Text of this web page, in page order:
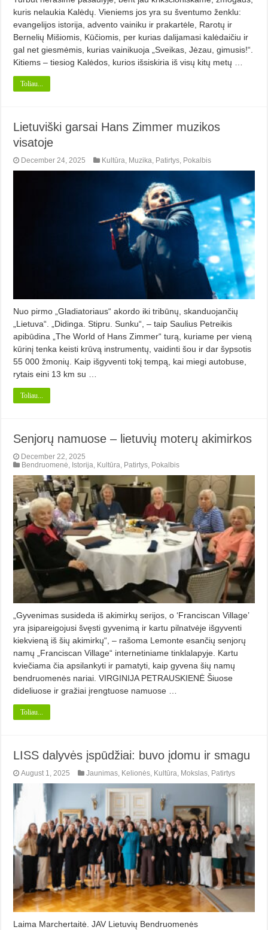
kuris nelaukia Kalėdų. Vieniems jos yra su šventumo ženklu:
evangelijos istorija, advento vainiku ir prakartėle, Rarotų ir
Bernelių Mišiomis, Kūčiomis, per kurias dalijamasi kalėdaičiu ir
gal net giesmėmis, kurias vainikuoja „Sveikas, Jėzau, gimusis!“.
Kitiems – tiesiog Kalėdos, kurios išsiskiria iš visų kitų metų …
Toliau...
Lietuviški garsai Hans Zimmer muzikos
visatoje
December 24, 2025 Kultūra, Muzika, Patirtys, Pokalbis
Nuo pirmo „Gladiatoriaus“ akordo iki tribūnų, skanduojančių
„Lietuva“. „Didinga. Stipru. Sunku“, – taip Saulius Petreikis
apibūdina „The World of Hans Zimmer“ turą, kuriame per vieną
kūrinį tenka keisti krūvą instrumentų, vaidinti šou ir dar šypsotis
55 000 žmonių. Kaip išgyventi tokį tempą, kai miegi autobuse,
rytais eini 13 km su …
Toliau...
Senjorų namuose – lietuvių moterų akimirkos
December 22, 2025
Bendruomenė Istorija Kultūra Patirtys Pokalbis
„Gyvenimas susideda iš akimirkų serijos, o ‘Franciscan Village’
yra įsipareigojusi švęsti gyvenimą ir kartu pilnatvėje išgyventi
kiekvieną iš šių akimirkų“, – rašoma Lemonte esančių senjorų
namų „Franciscan Village“ internetiniame tinklalapyje. Kartu
kviečiama čia apsilankyti ir pamatyti, kaip gyvena šių namų
bendruomenės nariai. VIRGINIJA PETRAUSKIENĖ Šiuose
dideliuose ir gražiai įrengtuose namuose …
Toliau...
LISS dalyvės įspūdžiai: buvo įdomu ir smagu
August 1, 2025 Jaunimas, Kelionės, Kultūra, Mokslas, Patirtys
Laima Marchertaitė. JAV Lietuvių Bendruomenės